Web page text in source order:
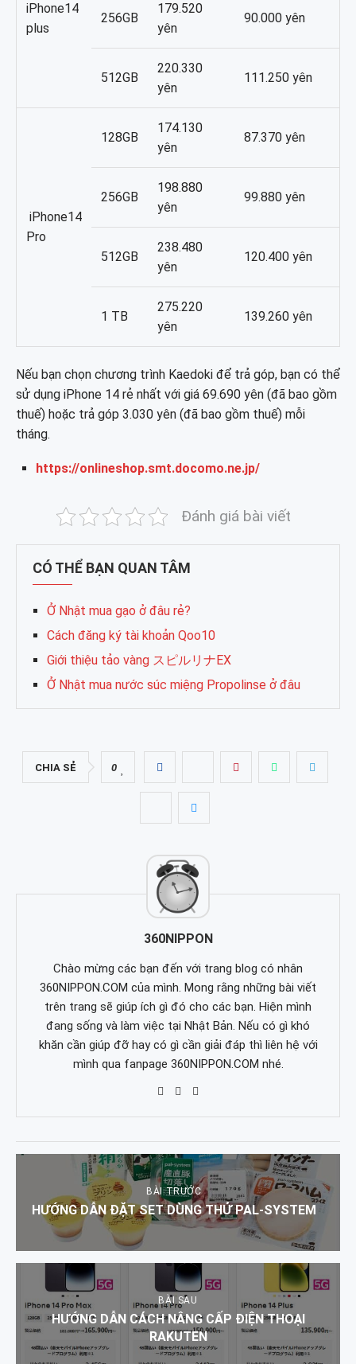
iPhone14
plus
256GB
179.520
yên
90.000 yên
512GB
220.330
yên
111.250 yên
iPhone14
Pro
128GB
174.130
yên
87.370 yên
256GB
198.880
yên
99.880 yên
512GB
238.480
yên
120.400 yên
1 TB
275.220
yên
139.260 yên
Nếu bạn chọn chương trình Kaedoki để trả góp, bạn có thể
sử dụng iPhone 14 rẻ nhất với giá 69.690 yên (đã bao gồm
thuế) hoặc trả góp 3.030 yên (đã bao gồm thuế) mỗi
tháng.
https://onlineshop.smt.docomo.ne.jp/
Đánh giá bài viết
CÓ THỂ BẠN QUAN TÂM
Ở Nhật mua gạo ở đâu rẻ?
Cách đăng ký tài khoản Qoo10
Giới thiệu tảo vàng スピルリナEX
Ở Nhật mua nước súc miệng Propolinse ở đâu
CHIA SẺ 0
360NIPPON
Chào mừng các bạn đến với trang blog có nhân
360NIPPON.COM của mình. Mong rằng những bài viết
trên trang sẽ giúp ích gì đó cho các bạn. Hiện mình
đang sống và làm việc tại Nhật Bản. Nếu có gì khó
khăn cần giúp đỡ hay có gì cần giải đáp thì liên hệ với
mình qua fanpage 360NIPPON.COM nhé.
BÀI TRƯỚC
HƯỚNG DẪN ĐẶT SET DÙNG THỬ PAL-SYSTEM
BÀI SAU
HƯỚNG DẪN CÁCH NÂNG CẤP ĐIỆN THOẠI
RAKUTEN